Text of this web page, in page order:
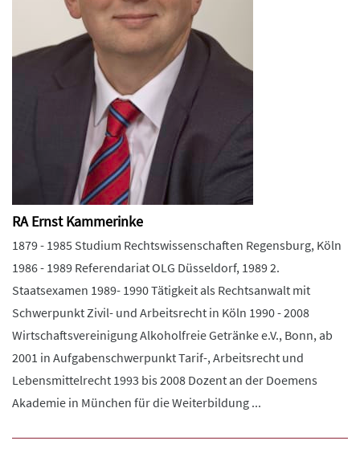
RA Ernst Kammerinke
1879 - 1985 Studium Rechtswissenschaften Regensburg, Köln
1986 - 1989 Referendariat OLG Düsseldorf, 1989 2.
Staatsexamen 1989- 1990 Tätigkeit als Rechtsanwalt mit
Schwerpunkt Zivil- und Arbeitsrecht in Köln 1990 - 2008
Wirtschaftsvereinigung Alkoholfreie Getränke e.V., Bonn, ab
2001 in Aufgabenschwerpunkt Tarif-, Arbeitsrecht und
Lebensmittelrecht 1993 bis 2008 Dozent an der Doemens
Akademie in München für die Weiterbildung ...